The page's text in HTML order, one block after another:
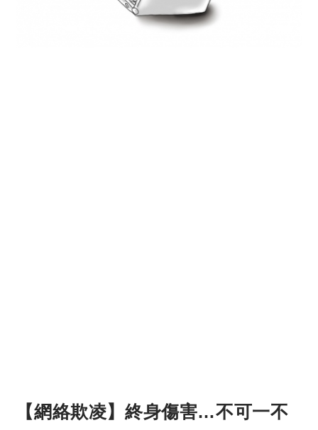
【網絡欺凌】終身傷害…不可一不